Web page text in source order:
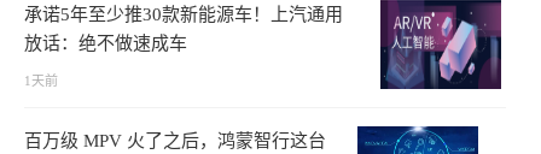
承诺5年至少推30款新能源车！上汽通用
放话：绝不做速成车
1天前
百万级 MPV 火了之后，鸿蒙智行这台